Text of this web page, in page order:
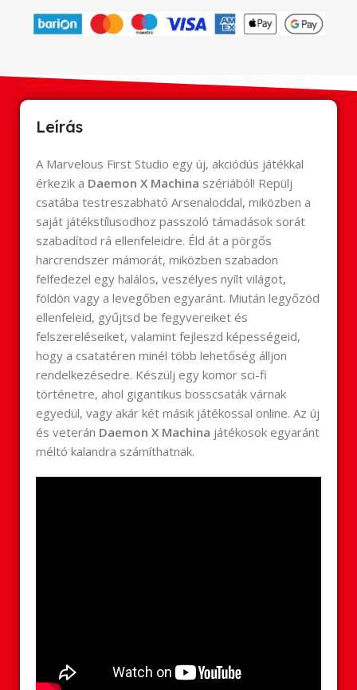
Leírás
A Marvelous First Studio egy új, akciódús játékkal
érkezik a Daemon X Machina szériából! Repülj
csatába testreszabható Arsenaloddal, miközben a
saját játékstílusodhoz passzoló támadások sorát
szabadítod rá ellenfeleidre. Éld át a pörgős
harcrendszer mámorát, miközben szabadon
felfedezel egy halálos, veszélyes nyílt világot,
földön vagy a levegőben egyaránt. Miután legyőzöd
ellenfeleid, gyűjtsd be fegyvereiket és
felszereléseiket, valamint fejleszd képességeid,
hogy a csatatéren minél több lehetőség álljon
rendelkezésedre. Készülj egy komor sci-fi
történetre, ahol gigantikus bosscsaták várnak
egyedül, vagy akár két másik játékossal online. Az új
és veterán Daemon X Machina játékosok egyaránt
méltó kalandra számíthatnak.